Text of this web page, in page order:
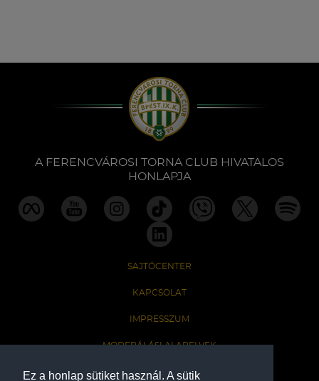
Ez a honlap sütiket használ. A sütik
A FERENCVÁROSI TORNA CLUB HIVATALOS
HONLAPJA
SAJTÓCENTER
KAPCSOLAT
IMPRESSZUM
MODERÁLÁSI ALAPELVEK
HONLAP ADATKEZELÉSI TÁJÉKOZTATÓ